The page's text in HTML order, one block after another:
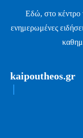
Εδώ, στο κέντρο
ενημερωμένες
kaipoutheos.gr